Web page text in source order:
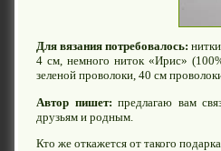
Для вязания потребовалось:
4 см, немного ниток «Ирис»
зеленой проволоки, 40 см
Автор пишет: предлагаю вам
друзьям и родным.
Кто же откажется от такого